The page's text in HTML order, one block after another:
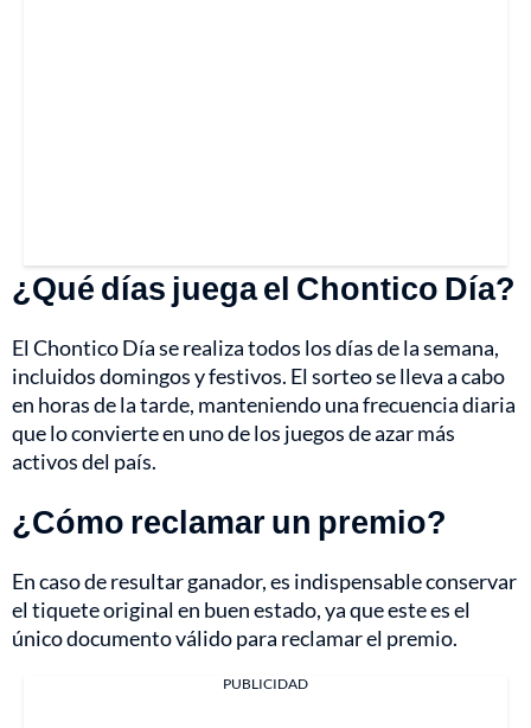
¿Qué días juega el Chontico Día?
El Chontico Día se realiza todos los días de la semana,
incluidos domingos y festivos. El sorteo se lleva a cabo
en horas de la tarde, manteniendo una frecuencia diaria
que lo convierte en uno de los juegos de azar más
activos del país.
¿Cómo reclamar un premio?
En caso de resultar ganador, es indispensable conservar
el tiquete original en buen estado, ya que este es el
único documento válido para reclamar el premio.
PUBLICIDAD